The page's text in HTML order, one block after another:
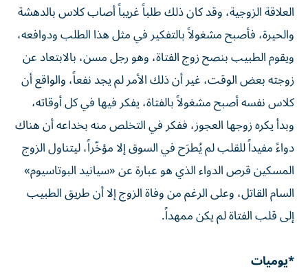
العلاقة الزوجية، وقد كان ذلك طلباً غريباً أصاب كلاس بالدهشة
والحيرة، فأصبح مشغولاً بالتفكير في مثل هذا الطلب ودوافعه،
ويقوم الطبيب بنصح زوج الفتاة، وهو رجل مسن، بالابتعاد عن
زوجته بعض الوقت، غير أن ذلك الأمر لم يجد نفعاً، والواقع أن
كلاس نفسه أصبح مشغولاً بالفتاة، يفكر فيها في كل أوقاته،
وبدأ يكره زوجها العجوز، ففكر في التخلص منه بخداعه أن هناك
دواءً مفيداً للقلب لم يُطرَح في السوق إلا مؤخّراً، ليتناول الزوج
المسكين قرص الدواء الذي هو عبارة عن «سيانيد البوتاسيوم»
السام القاتل، وعلى الرغم من وفاة الزوج إلا أن طريق الطبيب
إلى قلب الفتاة لم يكن ممهداً.
*يوميات